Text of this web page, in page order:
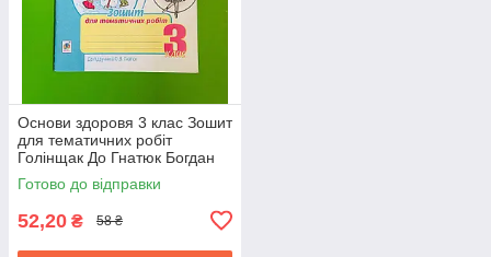
Основи здоровя 3 клас Зошит
для тематичних робіт
Голінщак До Гнатюк Богдан
Готово до відправки
52,20 ₴ 58 ₴